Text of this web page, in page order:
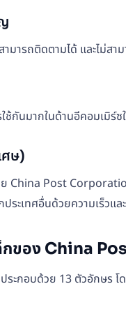
มารถติดตามได้ และไม่ส
ช้กันมากในด้านอีคอมเมิ
ศษ)
China Post
ระเทศอื่นด้วยความเร็วแล
ของ China
ะกอบด้วย 13 ตัวอักษร